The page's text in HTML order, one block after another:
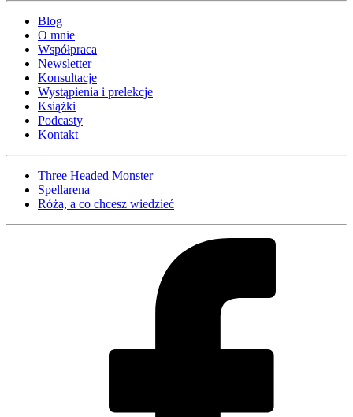
Blog
O mnie
Współpraca
Newsletter
Konsultacje
Wystąpienia i prelekcje
Książki
Podcasty
Kontakt
Three Headed Monster
Spellarena
Róża, a co chcesz wiedzieć